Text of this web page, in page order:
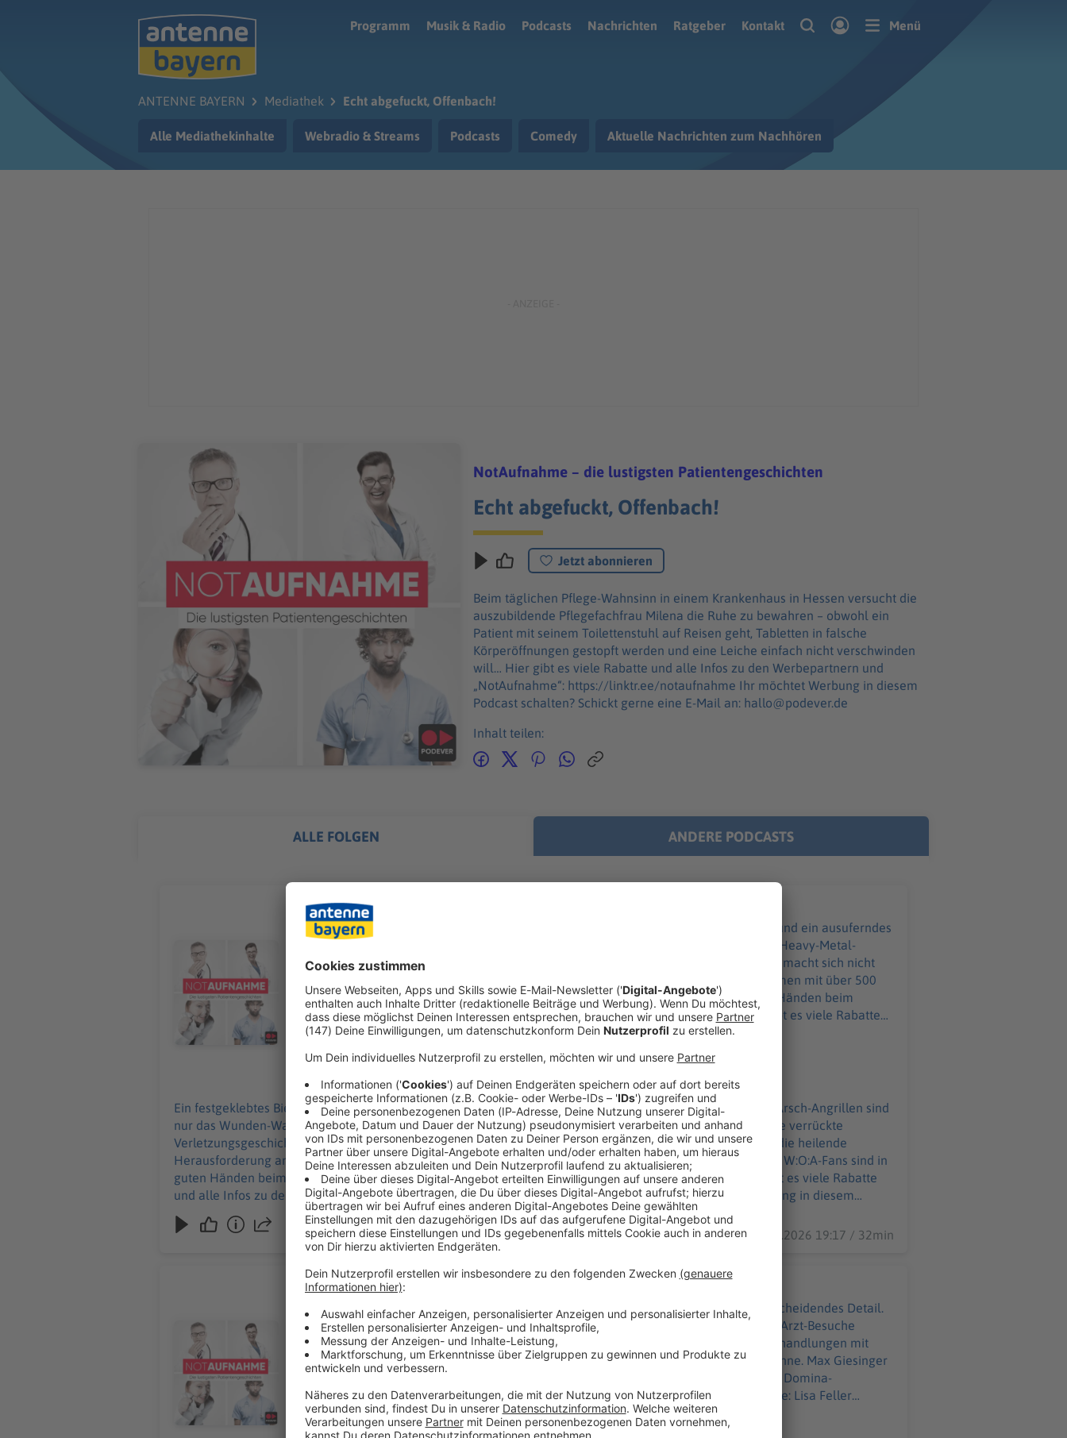
Programm
Musik & Radio Podcasts Nachrichten Ratgeber Kontakt Menü
ANTENNE BAYERN Mediathek Echt abgefuckt, Offenbach!
Alle Mediathekinhalte Webradio & Streams Podcasts Comedy Aktuelle Nachrichten zum Nachhören
NotAufnahme – die lustigsten Patientengeschichten
Echt abgefuckt, Offenbach!
Jetzt abonnieren
Beim täglichen Pflege-Wahnsinn in einem Krankenhaus in Hessen versucht die
auszubildende Pflegefachfrau Milena die Ruhe zu bewahren – obwohl ein
Patient mit seinem Toilettenstuhl auf Reisen geht, Tabletten in falsche
Körperöffnungen gestopft werden und eine Leiche einfach nicht verschwinden
will… Hier gibt es viele Rabatte und alle Infos zu den Werbepartnern und
„NotAufnahme“: https://linktr.ee/notaufnahme Ihr möchtet Werbung in diesem
Podcast schalten? Schickt gerne eine E-Mail an: hallo@podever.de
Inhalt teilen:
ALLE FOLGEN ANDERE PODCASTS
Audiotitel - Au Wacken
Au Wacken
Ein festgeklebtes Bierfass an der Stirn, eine eingeklemmte Vorhaut im Reißverschluss und ein ausuferndes
Arsch-Angrillen sind nur das Wunden-Warm‑Up beim Wacken Open Air. Beim größten Heavy-Metal-
Festival der Welt gibt es viele verrückte Verletzungsgeschichten. Und Wiebke Düsberg macht sich nicht
vom (berühmtesten) Acker, sondern nimmt die heilende Herausforderung an – zusammen mit über 500
weiteren Einsatzkräften des Wacken Rescue Squads. 85.000 W:O:A-Fans sind in guten Händen beim
24‑Stunden‑Sanitätsdienst. Selbst im schrägsten *Schlammassel* … WERBUNG Hier gibt es viele Rabatte
und alle Infos zu den Werbepartnern und „NotAufnahme“: https://linktr.ee/notaufnahme Ihr möchtet
Ein festgeklebtes Bierfass an der Stirn, eine eingeklemmte Vorhaut im Reißverschluss und ein ausuferndes Arsch-Angrillen sind
nur das Wunden-Warm‑Up beim Wacken Open Air. Beim größten Heavy-Metal-Festival der Welt gibt es viele verrückte
Verletzungsgeschichten. Und Wiebke Düsberg macht sich nicht vom (berühmtesten) Acker, sondern nimmt die heilende
Herausforderung an – zusammen mit über 500 weiteren Einsatzkräften des Wacken Rescue Squads. 85.000 W:O:A-Fans sind in
guten Händen beim 24‑Stunden‑Sanitätsdienst. Selbst im schrägsten *Schlammassel* … WERBUNG Hier gibt es viele Rabatte
und alle Infos zu den Werbepartnern und „NotAufnahme“: https://linktr.ee/notaufnahme Ihr möchtet Werbung in diesem
Podcast schalten? Schickt gerne eine E-Mail an: hallo@podever.de
28.07.2026 19:17 / 32min
Audiotitel - Lisa Feller
Lisa Feller
Medizinstudenten vergessen etwas in ihrem Körper. Dafür fehlt beim Röntgen ein entscheidendes Detail.
Und eine Geburt wird plötzlich zur Massenveranstaltung. Bei Lisa Feller sind sogar die Arzt-Besuche
starkes Stand-up. Die Comedienne, Moderatorin und Schauspielerin nimmt ihre Heilbehandlungen mit
Humor. Auch ihre Comedy-Kollegen bekommen was ab: Ralf Schmitz blutet auf der Bühne. Max Giesinger
wird von American-Football-Spielern gestoppt. Und Verona Pooth ist nah dran an einer Domina-
Streckbank... Keine Angst: Dieser Podcast ist „stöhnsauber“! Gast in dieser Podcast-Folge: Lisa Feller
WERBUNG Hier gibt es viele Rabatte und alle Infos zu den Werbepartnern und „NotAufnahme“:
https://linktr.ee/notaufnahme Ihr möchtet Werbung in diesem Podcast schalten? Schickt gerne eine E-Mail